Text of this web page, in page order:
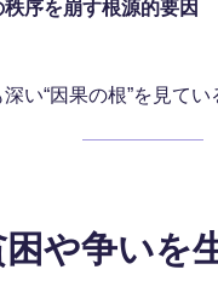
序を崩す根源的要因
い“因果の根”を見てい
や争いを